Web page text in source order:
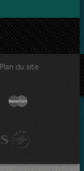
Plan du site